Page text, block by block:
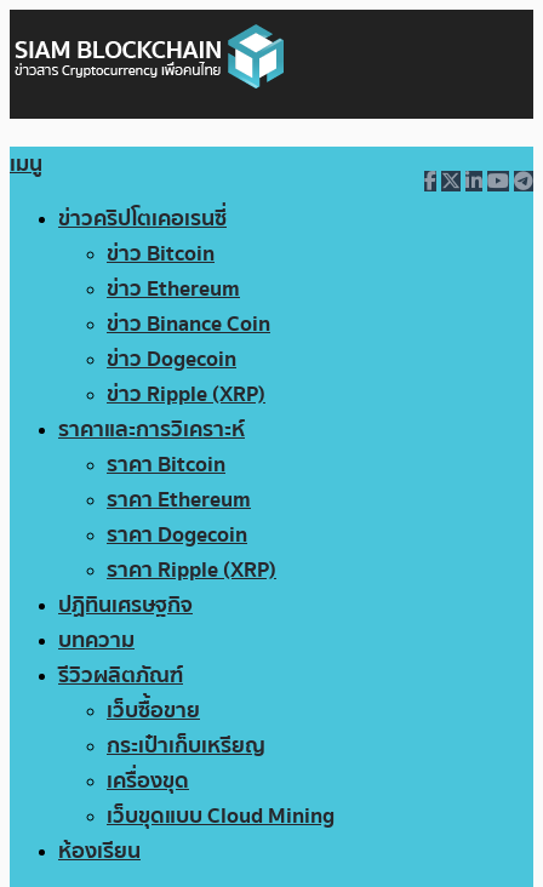
เมนู
ข่าวคริปโตเคอเรนซี่
ข่าว Bitcoin
ข่าว Ethereum
ข่าว Binance Coin
ข่าว Dogecoin
ข่าว Ripple (XRP)
ราคาและการวิเคราะห์
ราคา Bitcoin
ราคา Ethereum
ราคา Dogecoin
ราคา Ripple (XRP)
ปฏิทินเศรษฐกิจ
บทความ
รีวิวผลิตภัณฑ์
เว็บซื้อขาย
กระเป๋าเก็บเหรียญ
เครื่องขุด
เว็บขุดแบบ Cloud Mining
ห้องเรียน